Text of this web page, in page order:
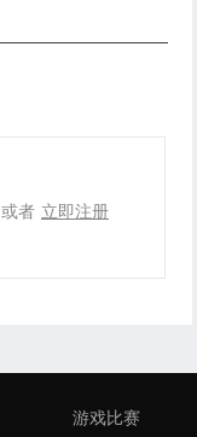
或者 立即注册
游戏比赛